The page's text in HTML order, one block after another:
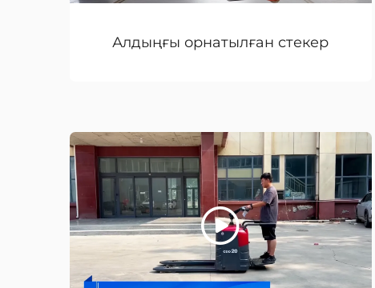
Алдыңғы орнатылған стекер